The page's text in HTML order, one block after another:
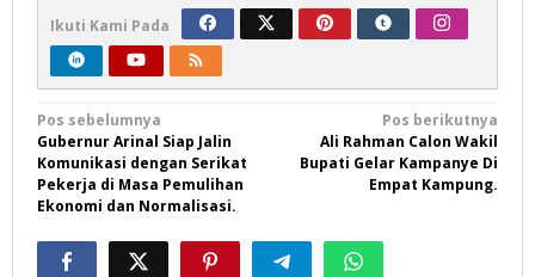
Ikuti Kami Pada
Navigasi
pos
Pos sebelumnya
Gubernur Arinal Siap Jalin
Komunikasi dengan Serikat
Pekerja di Masa Pemulihan
Ekonomi dan Normalisasi.
Pos berikutnya
Ali Rahman Calon Wakil
Bupati Gelar Kampanye Di
Empat Kampung.